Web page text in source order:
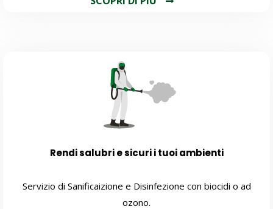
Rendi salubri e sicuri i tuoi ambienti
Servizio di Sanificaizione e Disinfezione con biocidi o ad
ozono.